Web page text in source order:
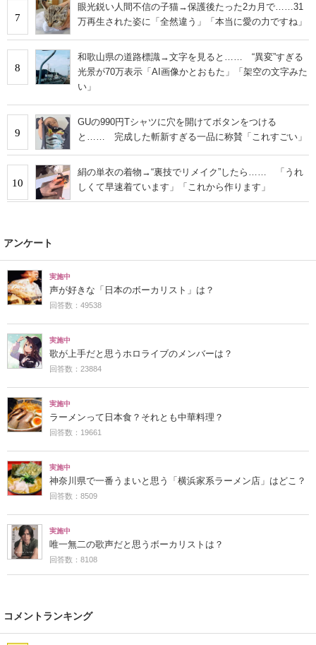
7
眼光鋭い人間不信の子猫→保護後たった2カ月で……31
万再生された姿に「全然違う」「本当に愛の力ですね」
8
和歌山県の道路標識→文字を見ると…… “異変”すぎる
光景が70万表示「AI画像かとおもた」「架空の文字みた
い」
9
GUの990円Tシャツに穴を開けてボタンをつける
と…… 完成した斬新すぎる一品に称賛「これすごい」
10
絹の単衣の着物→“裏技でリメイク”したら…… 「うれ
しくて早速着ています」「これから作ります」
アンケート
実施中
声が好きな「日本のボーカリスト」は？
回答数：49538
実施中
歌が上手だと思うホロライブのメンバーは？
回答数：23884
実施中
ラーメンって日本食？それとも中華料理？
回答数：19661
実施中
神奈川県で一番うまいと思う「横浜家系ラーメン店」はどこ？
回答数：8509
実施中
唯一無二の歌声だと思うボーカリストは？
回答数：8108
コメントランキング